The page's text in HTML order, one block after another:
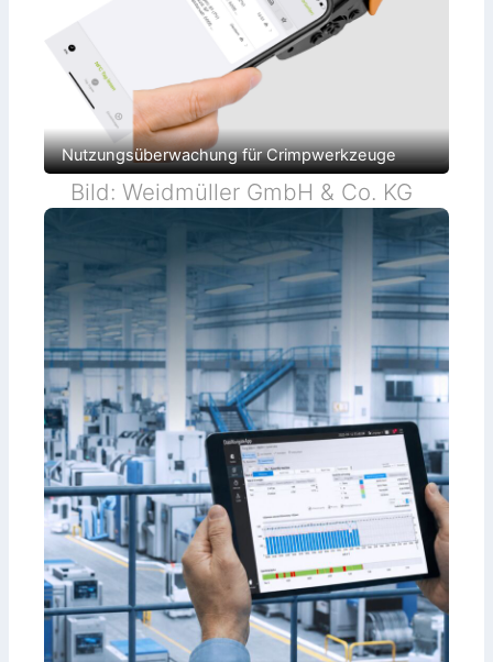
Nutzungsüberwachung für Crimpwerkzeuge
Bild: Weidmüller GmbH & Co. KG